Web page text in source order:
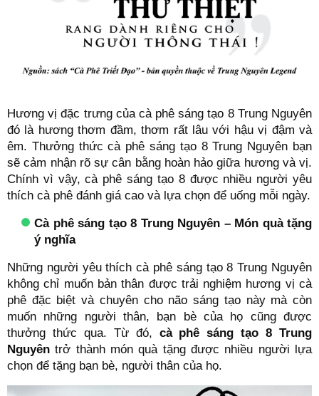
Hương vị đặc trưng của cà phê sáng tạo 8 Trung Nguyên
đó là hương thơm đầm, thơm rất lâu với hậu vị đậm và
êm. Thưởng thức cà phê sáng tạo 8 Trung Nguyên bạn
sẽ cảm nhận rõ sự cân bằng hoàn hảo giữa hương và vị.
Chính vì vậy, cà phê sáng tạo 8 được nhiều người yêu
thích cà phê đánh giá cao và lựa chọn để uống mỗi ngày.
Cà phê sáng tạo 8 Trung Nguyên – Món quà tặng
ý nghĩa
Những người yêu thích cà phê sáng tạo 8 Trung Nguyên
không chỉ muốn bản thân được trải nghiệm hương vị cà
phê đặc biệt và chuyên cho não sáng tạo này mà còn
muốn những người thân, bạn bè của họ cũng được
thưởng thức qua. Từ đó, cà phê sáng tạo 8 Trung
Nguyên trở thành món quà tặng được nhiều người lựa
chọn để tặng bạn bè, người thân của họ.